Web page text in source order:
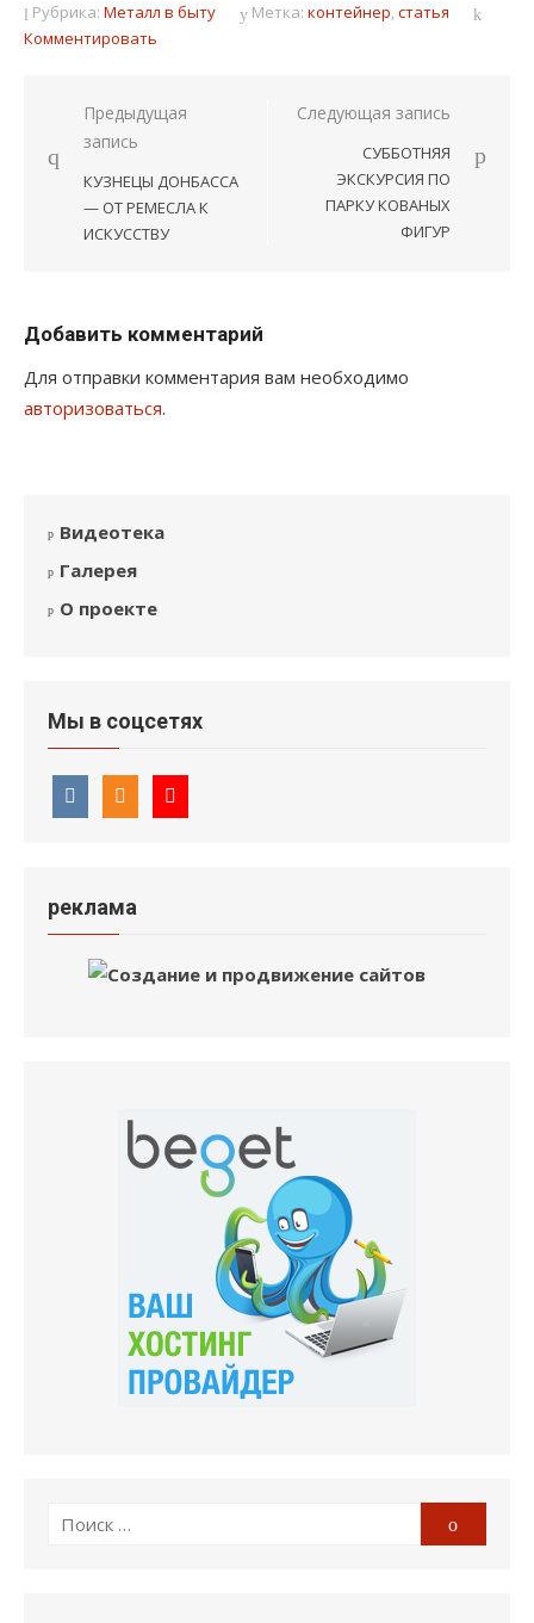
Рубрика: Металл в быту Метка: контейнер,статья
Комментировать
Навигация
по
записям
Предыдущая
запись
КУЗНЕЦЫ ДОНБАССА
— ОТ РЕМЕСЛА К
ИСКУССТВУ
Следующая запись
СУББОТНЯЯ
ЭКСКУРСИЯ ПО
ПАРКУ КОВАНЫХ
ФИГУР
Добавить комментарий
Для отправки комментария вам необходимо
авторизоваться.
Видеотека
Галерея
О проекте
Мы в соцсетях
реклама
Поиск
Поиск